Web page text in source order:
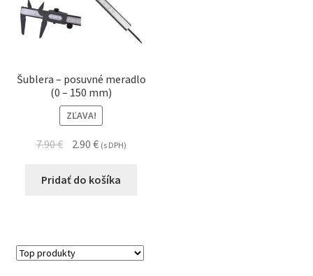
Šublera – posuvné meradlo
(0 – 150 mm)
ZĽAVA!
7.90€ 2.90 € (s DPH)
Pridať do košíka